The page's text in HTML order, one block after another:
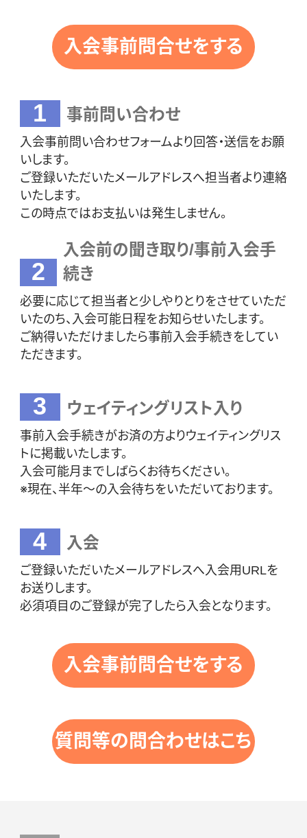
入会事前問合せをする
1 事前問い合わせ
入会事前問い合わせフォームより回答・送信をお願
いします。
ご登録いただいたメールアドレスへ担当者より連絡
いたします。
この時点ではお支払いは発生しません。
2
入会前の聞き取り/事前入会手
続き
必要に応じて担当者と少しやりとりをさせていただ
いたのち、入会可能日程をお知らせいたします。
ご納得いただけましたら事前入会手続きをしてい
ただきます。
3 ウェイティングリスト入り
事前入会手続きがお済の方よりウェイティングリス
トに掲載いたします。
入会可能月までしばらくお待ちください。
※現在、半年～の入会待ちをいただいております。
4 入会
ご登録いただいたメールアドレスへ入会用URLを
お送りします。
必須項目のご登録が完了したら入会となります。
入会事前問合せをする
質問等の問合わせはこち